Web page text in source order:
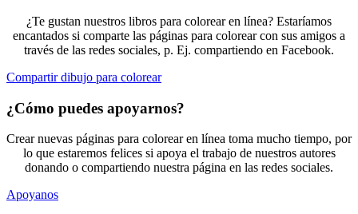
¿Te gustan nuestros libros para colorear en línea? Estaríamos
encantados si comparte las páginas para colorear con sus amigos a
través de las redes sociales, p. Ej. compartiendo en Facebook.
Compartir dibujo para colorear
¿Cómo puedes apoyarnos?
Crear nuevas páginas para colorear en línea toma mucho tiempo, por
lo que estaremos felices si apoya el trabajo de nuestros autores
donando o compartiendo nuestra página en las redes sociales.
Apoyanos